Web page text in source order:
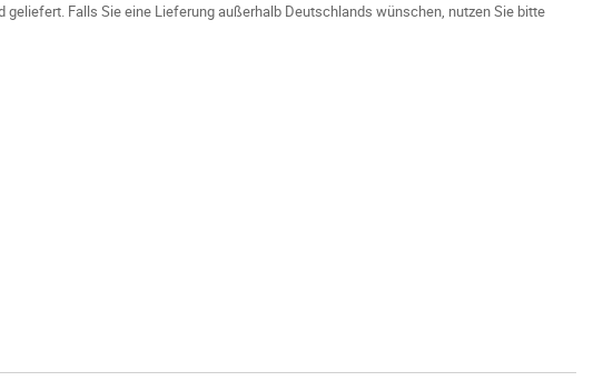
Falls Sie eine Lieferung außerhalb Deutschlands wünschen, nutzen Sie bitte